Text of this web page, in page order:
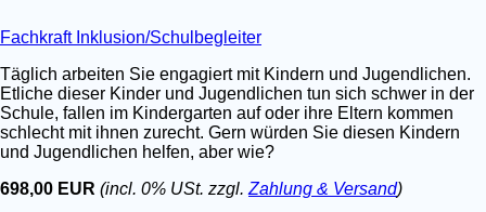
Fachkraft Inklusion/Schulbegleiter
Täglich arbeiten Sie engagiert mit Kindern und Jugendlichen.
Etliche dieser Kinder und Jugendlichen tun sich schwer in der
Schule, fallen im Kindergarten auf oder ihre Eltern kommen
schlecht mit ihnen zurecht. Gern würden Sie diesen Kindern
und Jugendlichen helfen, aber wie?
698,00 EUR (incl. 0% USt. zzgl. Zahlung & Versand)